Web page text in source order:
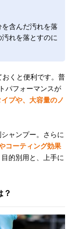
含んだ汚れを落
れを落とすのに
くと便利です。普
パフォーマンスが
プや、大容量のノ
ャンプー。さらに
コーティング効果
的別用と、上手に
？